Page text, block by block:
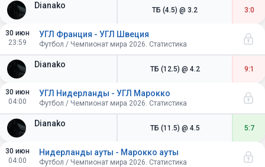
Dianako ТБ (4.5) @ 3.2 3:0
30 июн
23:59
Dianako
УГЛ Франция - УГЛ Швеция
Футбол / Чемпионат мира 2026. Статистика
ТБ (12.5) @ 4.2 9:1
30 июн
04:00
Dianako
УГЛ Нидерланды - УГЛ Марокко
Футбол / Чемпионат мира 2026. Статистика
ТБ (11.5) @ 4.5 5:7
30 июн
04:00
Нидерланды ауты - Марокко ауты
Футбол / Чемпионат мира 2026. Статистика